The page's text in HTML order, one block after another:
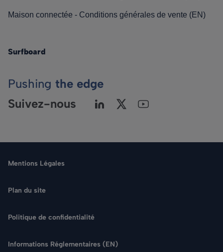
Maison connectée - Conditions générales de vente (EN)
Surfboard
Pushing the edge
Suivez-nous
Mentions Légales
Plan du site
Politique de confidentialité
Informations Réglementaires (EN)